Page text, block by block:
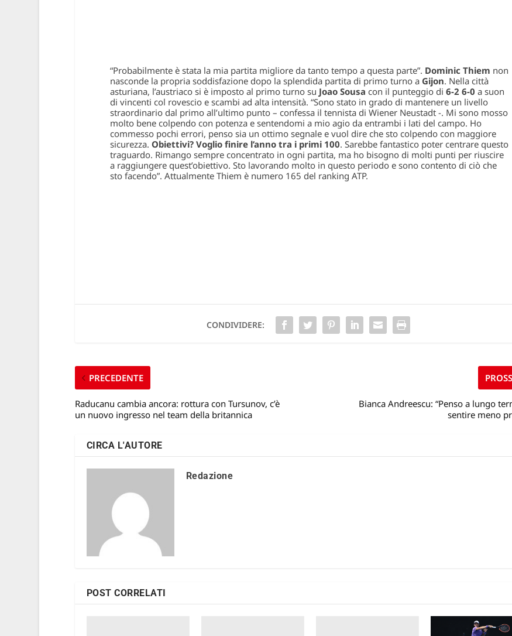
“Probabilmente è stata la mia partita migliore da tanto tempo a questa parte”. Dominic Thiem non
nasconde la propria soddisfazione dopo la splendida partita di primo turno a Gijon. Nella città
asturiana, l’austriaco si è imposto al primo turno su Joao Sousa con il punteggio di 6-2 6-0 a suon
di vincenti col rovescio e scambi ad alta intensità. “Sono stato in grado di mantenere un livello
straordinario dal primo all’ultimo punto– confessa il tennista di Wiener Neustadt -. Mi sono mosso
molto bene colpendo con potenza e sentendomi a mio agio da entrambi i lati del campo. Ho
commesso pochi errori, penso sia un ottimo segnale e vuol dire che sto colpendo con maggiore
sicurezza. Obiettivi? Voglio finire l’anno tra i primi 100. Sarebbe fantastico poter centrare questo
traguardo. Rimango sempre concentrato in ogni partita, ma ho bisogno di molti punti per riuscire
a raggiungere quest’obiettivo. Sto lavorando molto in questo periodo e sono contento di ciò che
sto facendo”. Attualmente Thiem è numero 165 del ranking ATP.
CONDIVIDERE:
PRECEDENTE
Raducanu cambia ancora: rottura con Tursunov, c’è
un nuovo ingresso nel team della britannica
Bianca Andreescu: “Penso a lungo
sentire meno
CIRCA L'AUTORE
Redazione
POST CORRELATI